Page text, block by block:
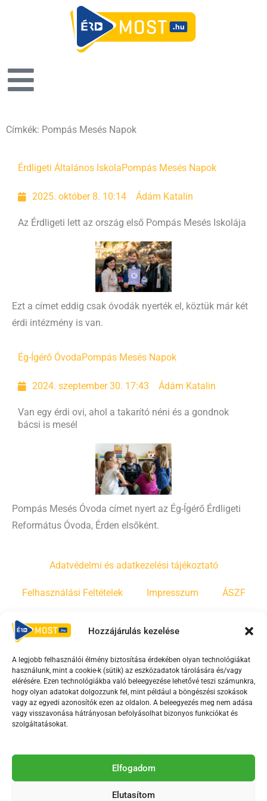
Hozzájárulás kezelése
A legjobb felhasználói élmény biztosítása érdekében olyan technológiákat
használunk, mint a cookie-k (sütik) az eszközadatok tárolására és/vagy
elérésére. Ezen technológiákba való beleegyezése lehetővé teszi számunkra,
hogy olyan adatokat dolgozzunk fel, mint például a böngészési szokások
vagy az egyedi azonosítók ezen az oldalon. A beleegyezés meg nem adása
vagy visszavonása hátrányosan befolyásolhat bizonyos funkciókat és
szolgáltatásokat.
Elfogadom
Elutasítom
Címkék: Pompás Mesés Napok
Érdligeti Általános IskolaPompás Mesés Napok
2025. október 8. 10:14 Ádám Katalin
Az Érdligeti lett az ország első Pompás Mesés Iskolája
Ezt a címet eddig csak óvodák nyerték el, köztük már két
érdi intézmény is van.
Ég-Ígérő ÓvodaPompás Mesés Napok
2024. szeptember 30. 17:43 Ádám Katalin
Van egy érdi ovi, ahol a takarító néni és a gondnok
bácsi is mesél
Pompás Mesés Óvoda címet nyert az Ég-Ígérő Érdligeti
Református Óvoda, Érden elsőként.
Adatvédelmi és adatkezelési tájékoztató
Felhasználási Feltételek Impresszum ÁSZF
Irányelvek
F
a
c
e
b
o
-
Y
o
u
t
u
e
s
T
i
k
t
Az Érd Média médiaszolgáltatási tevékenységét a
Médiatanács a Magyar Média Mecenatúra program